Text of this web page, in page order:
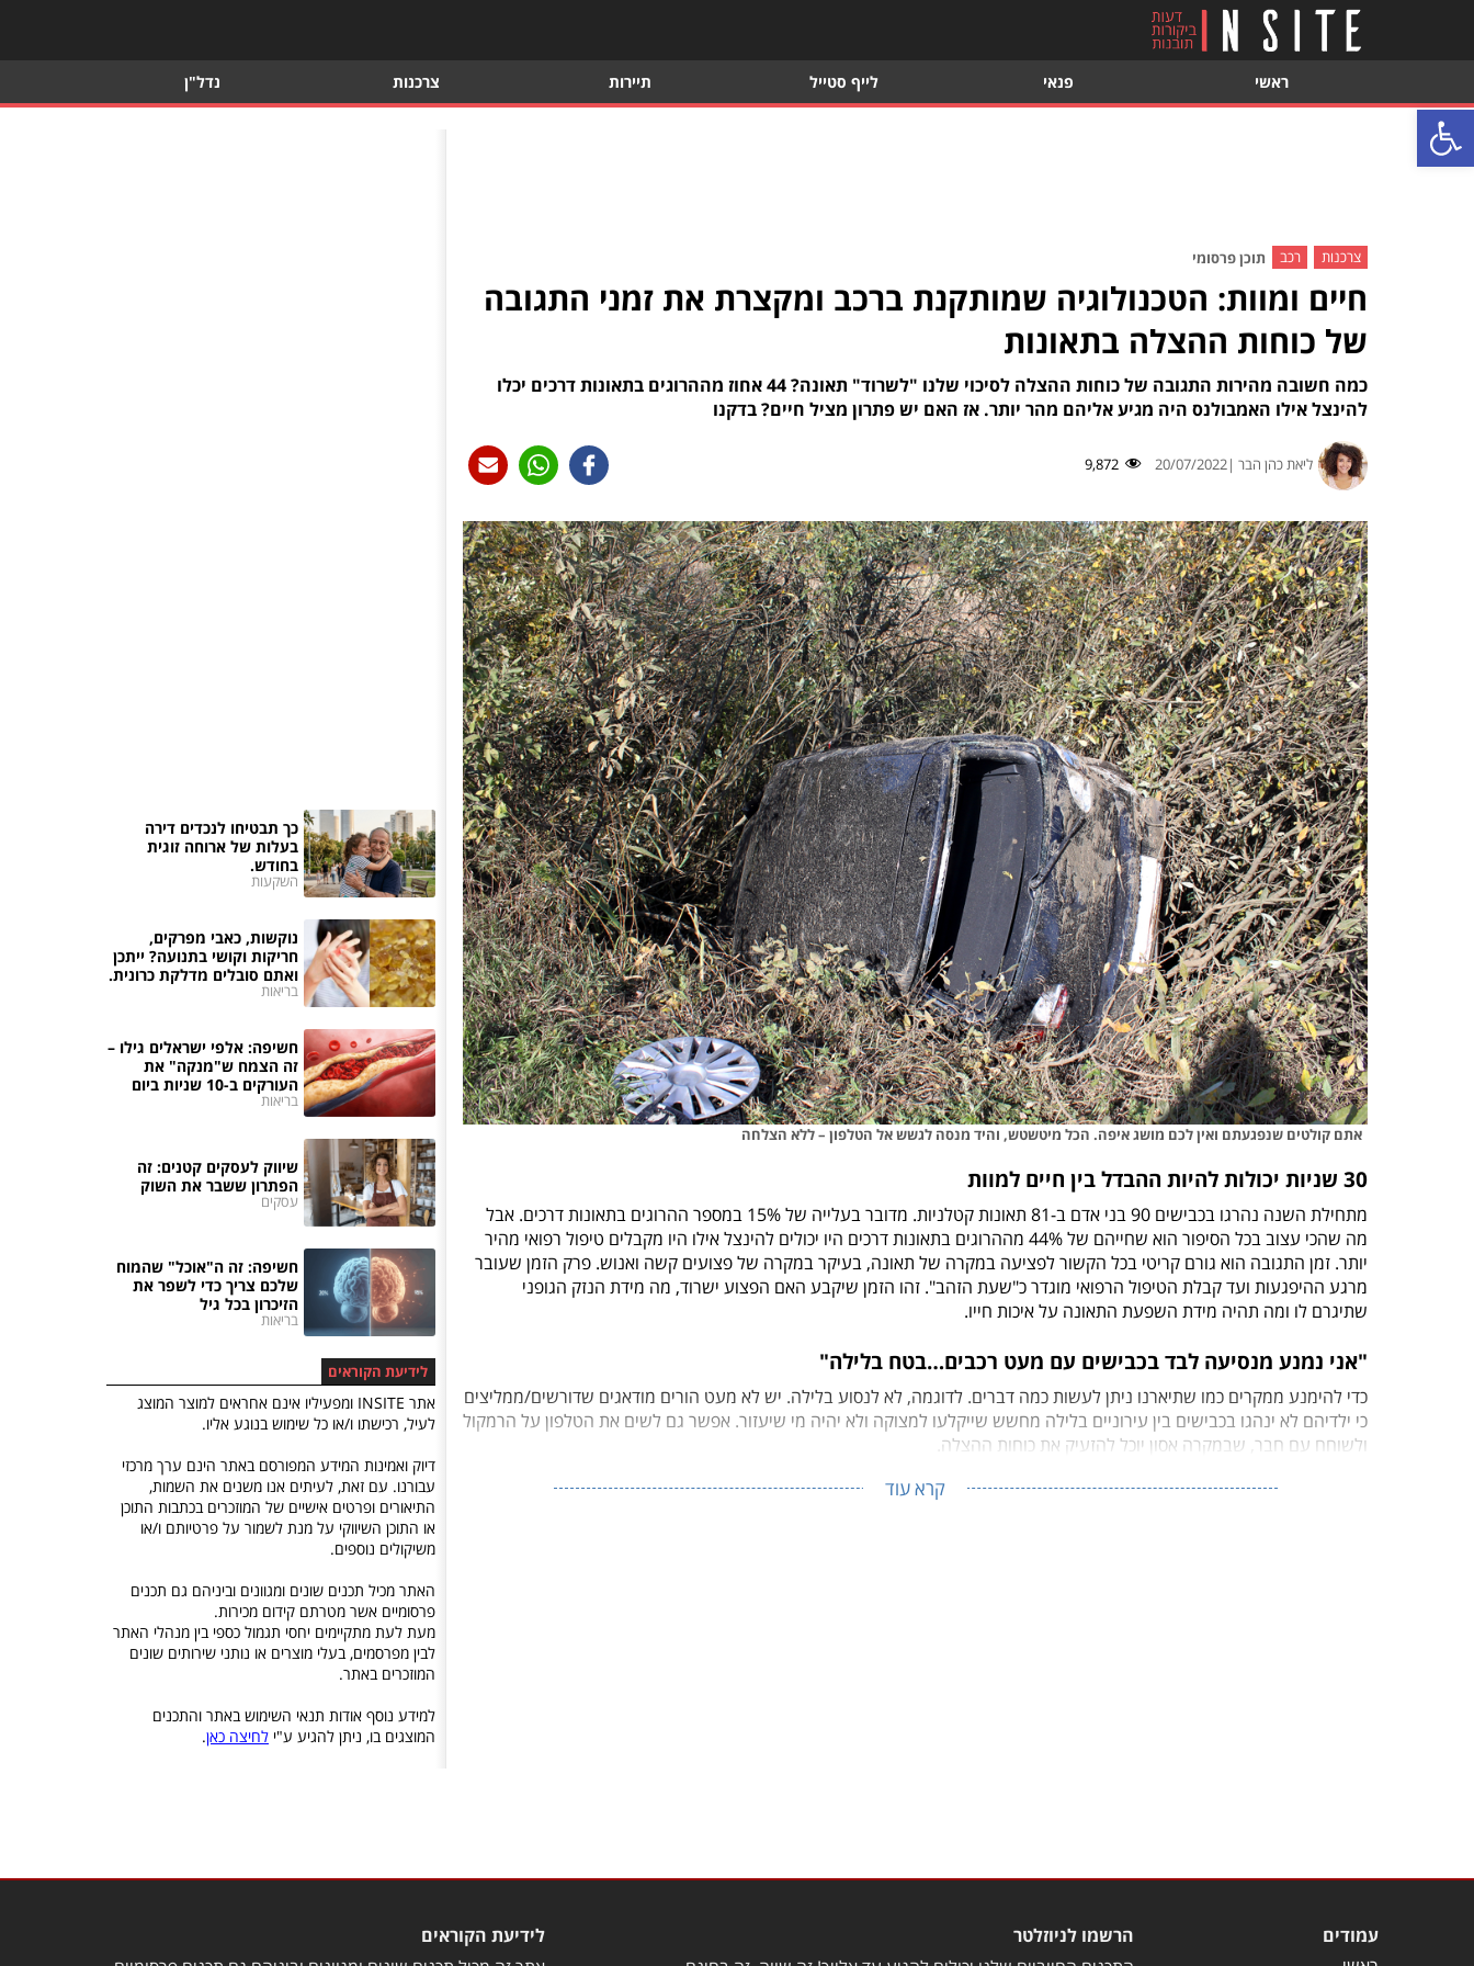
פתח סרגל נגישות
ראשי פנאי לייף סטייל תיירות צרכנות נדל"ן
צרכנות רכב תוכן פרסומי
חיים ומוות: הטכנולוגיה שמותקנת ברכב ומקצרת את זמני התגובה
של כוחות ההצלה בתאונות
כמה חשובה מהירות התגובה של כוחות ההצלה לסיכוי שלנו "לשרוד" תאונה? 44 אחוז מההרוגים בתאונות דרכים יכלו
להינצל אילו האמבולנס היה מגיע אליהם מהר יותר. אז האם יש פתרון מציל חיים? בדקנו
ליאת כהן הבר |20/07/2022
9,872
אתם קולטים שנפגעתם ואין לכם מושג איפה. הכל מיטשטש, והיד מנסה לגשש אל הטלפון – ללא הצלחה
30 שניות יכולות להיות ההבדל בין חיים למוות
מתחילת השנה נהרגו בכבישים 90 בני אדם ב-81 תאונות קטלניות. מדובר בעלייה של 15% במספר ההרוגים בתאונות דרכים. אבל
מה שהכי עצוב בכל הסיפור הוא שחייהם של 44% מההרוגים בתאונות דרכים היו יכולים להינצל אילו היו מקבלים
טיפול רפואי מהיר
יותר. זמן התגובה הוא גורם קריטי בכל הקשור לפציעה במקרה של תאונה, בעיקר במקרה של פצועים קשה ואנוש. פרק הזמן שעובר
מרגע ההיפגעות ועד קבלת הטיפול הרפואי מוגדר כ"שעת הזהב". זהו הזמן שיקבע האם הפצוע ישרוד, מה מידת הנזק הגופני
שתיגרם לו ומה תהיה מידת השפעת התאונה על איכות חייו.
"אני נמנע מנסיעה לבד בכבישים עם מעט רכבים…בטח בלילה"
כדי להימנע ממקרים כמו שתיארנו ניתן לעשות כמה דברים. לדוגמה, לא לנסוע בלילה. יש לא מעט הורים מודאגים שדורשים/ממליצים
כי ילדיהם לא ינהגו בכבישים בין עירוניים בלילה מחשש שייקלעו למצוקה ולא יהיה מי שיעזור. אפשר גם לשים את הטלפון על הרמקול
ולשוחח עם חבר, שבמקרה אסון יוכל להזעיק את כוחות ההצלה.
קרא עוד
כך תבטיחו לנכדים דירה
בעלות של ארוחה זוגית
בחודש.
השקעות
נוקשות, כאבי מפרקים,
חריקות וקושי בתנועה? ייתכן
ואתם סובלים מדלקת כרונית.
בריאות
חשיפה: אלפי ישראלים גילו –
זה הצמח ש"מנקה" את
העורקים ב-10 שניות ביום
בריאות
שיווק לעסקים קטנים: זה
הפתרון ששבר את השוק
עסקים
חשיפה: זה ה"אוכל" שהמוח
שלכם צריך כדי לשפר את
הזיכרון בכל גיל
בריאות
לידיעת הקוראים
אתר INSITE ומפעיליו אינם אחראים למוצר המוצג
לעיל, רכישתו ו/או כל שימוש בנוגע אליו.
דיוק ואמינות המידע המפורסם באתר הינם ערך מרכזי
עבורנו. עם זאת, לעיתים אנו משנים את השמות,
התיאורים ופרטים אישיים של המוזכרים בכתבות התוכן
או התוכן השיווקי על מנת לשמור על פרטיותם ו/או
משיקולים נוספים.
האתר מכיל תכנים שונים ומגוונים וביניהם גם תכנים
פרסומיים אשר מטרתם קידום מכירות.
מעת לעת מתקיימים יחסי תגמול כספי בין מנהלי האתר
לבין מפרסמים, בעלי מוצרים או נותני שירותים שונים
המוזכרים באתר.
למידע נוסף אודות תנאי השימוש באתר והתכנים
המוצגים בו, ניתן להגיע ע"י לחיצה כאן.
עמודים
הרשמו לניוזלטר
לידיעת הקוראים